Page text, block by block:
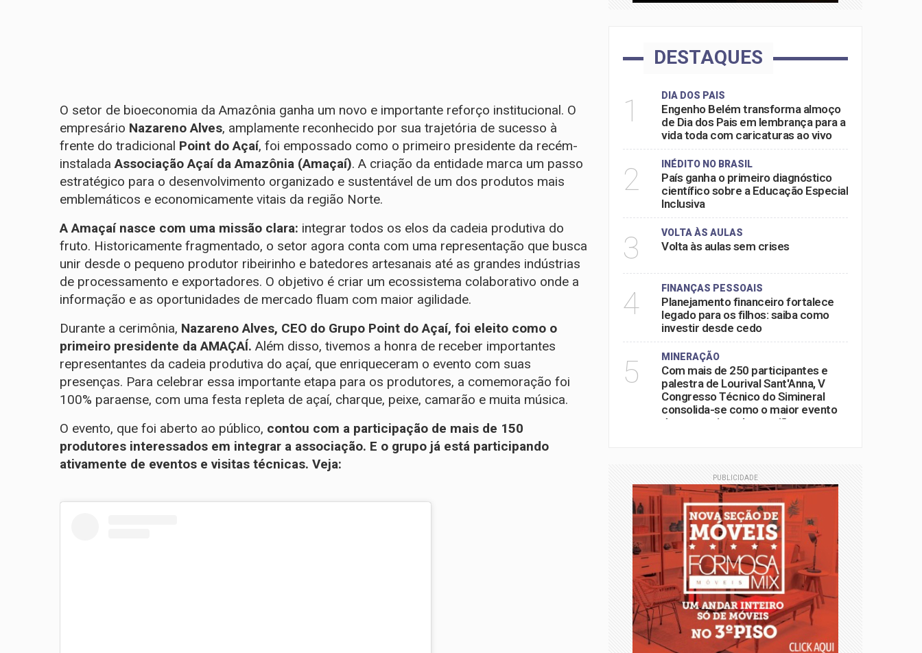
O setor de bioeconomia da Amazônia ganha um novo e importante reforço institucional. O
empresário Nazareno Alves, amplamente reconhecido por sua trajetória de sucesso à
frente do tradicional Point do Açaí, foi empossado como o primeiro presidente da recém-
instaladaAssociação Açaí da Amazônia (Amaçaí). A criação da entidade marca um passo
estratégico para o desenvolvimento organizado e sustentável de um dos produtos mais
emblemáticos e economicamente vitais da região Norte.
A Amaçaí nasce com uma missão clara: integrar todos os elos da cadeia produtiva do
fruto. Historicamente fragmentado, o setor agora conta com uma representação que busca
unir desde o pequeno produtor ribeirinho e batedores artesanais até as grandes indústrias
de processamento e exportadores. O objetivo é criar um ecossistema colaborativo onde a
informação e as oportunidades de mercado fluam com maior agilidade.
Durante a cerimônia, Nazareno Alves, CEO do Grupo Point do Açaí, foi eleito como o
primeiro presidente da AMAÇAÍ. Além disso, tivemos a honra de receber importantes
representantes da cadeia produtiva do açaí, que enriqueceram o evento com suas
presenças. Para celebrar essa importante etapa para os produtores, a comemoração foi
100% paraense, com uma festa repleta de açaí, charque, peixe, camarão e muita música.
O evento, que foi aberto ao público, contou com a participação de mais de 150
produtores interessados em integrar a associação. E o grupo já está participando
ativamente de eventos e visitas técnicas. Veja:
DESTAQUES
1 DIA DOS PAIS
Engenho Belém transforma almoço
de Dia dos Pais em lembrança para a
vida toda com caricaturas ao vivo
2 INÉDITO NO BRASIL
País ganha o primeiro diagnóstico
científico sobre a Educação Especial
Inclusiva
3 VOLTA ÀS AULAS
Volta às aulas sem crises
4 FINANÇAS PESSOAIS
Planejamento financeiro fortalece
legado para os filhos: saiba como
investir desde cedo
5 MINERAÇÃO
Com mais de 250 participantes e
palestra de Lourival Sant'Anna, V
Congresso Técnico do Simineral
consolida-se como o maior evento
do setor mineral na região
PUBLICIDADE